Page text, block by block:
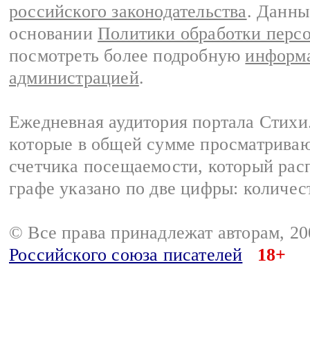
российского законодательства.
основании Политики обработки
посмотреть более подробную
администрацией.
Ежедневная аудитория портала
которые в общей сумме
счетчика посещаемости, который
графе указано по две цифры:
© Все права принадлежат авторам,
Российского союза писателей
18+